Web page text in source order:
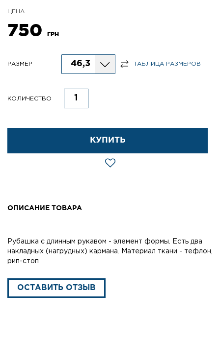
ЦЕНА
750 ГРН
РАЗМЕР 46,3 ТАБЛИЦА РАЗМЕРОВ
КОЛИЧЕСТВО
КУПИТЬ
ОПИСАНИЕ ТОВАРА
Рубашка с длинным рукавом - элемент формы. Есть два
накладных (нагрудных) кармана. Материал ткани - тефлон,
рип-стоп
ОСТАВИТЬ ОТЗЫВ